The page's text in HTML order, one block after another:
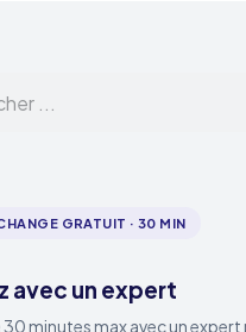
GRATUIT · 30 MIN
avec un expert
30 minutes max avec un